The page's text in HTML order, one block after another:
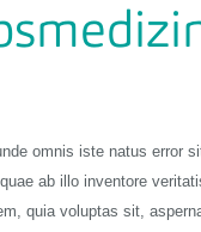
omnis iste natus error
ab illo inventore
quia voluptas sit,